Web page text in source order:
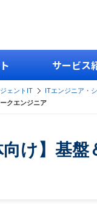
サービス
ェントIT ITエンジニア・
クエンジニア
向け】基